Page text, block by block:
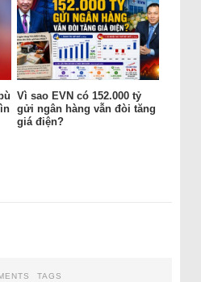
Vì sao EVN có 152.000 tỷ
gửi ngân hàng vẫn đòi tăng
giá điện?
TAGS